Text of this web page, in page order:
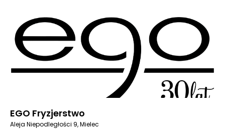
EGO Fryzjerstwo
Aleja Niepodległości 9, Mielec